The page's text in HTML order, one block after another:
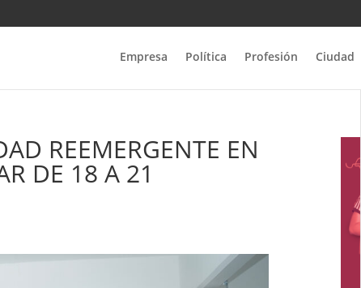
Empresa Política Profesión Ciudad
REEMERGENTE EN
DE 18 A 21